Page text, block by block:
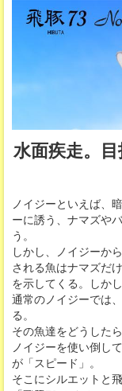
水面疾走。
ノイジーといえば、
ーに誘う、ナマズや
う。
しかし、ノイジーか
される魚はナマズだ
を示してくる。しか
通常のノイジーでは
る。
その魚達をどうした
ノイジーを使い倒し
が「スピード」。
そこにシルエットと